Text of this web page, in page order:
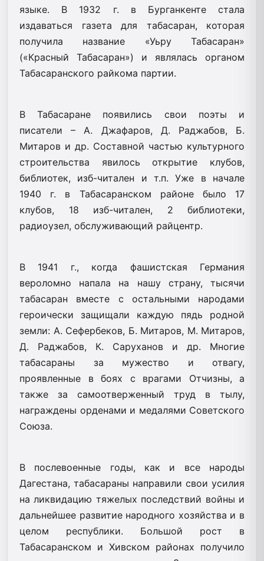
языке. В 1932 г. в Бурганкенте стала
издаваться газета для табасаран, которая
получила название «Уьру Табасаран»
(«Красный Табасаран») и являлась органом
Табасаранского райкома партии.
В Табасаране появились свои поэты и
писатели – А. Джафаров, Д. Раджабов, Б.
Митаров и др. Составной частью культурного
строительства явилось открытие клубов,
библиотек, изб-читален и т.п. Уже в начале
1940 г. в Табасаранском районе было 17
клубов, 18 изб-читален, 2 библиотеки,
радиоузел, обслуживающий райцентр.
В 1941 г., когда фашистская Германия
вероломно напала на нашу страну, тысячи
табасаран вместе с остальными народами
героически защищали каждую пядь родной
земли: А. Сефербеков, Б. Митаров, М. Митаров,
Д. Раджабов, К. Саруханов и др. Многие
табасараны за мужество и отвагу,
проявленные в боях с врагами Отчизны, а
также за самоотверженный труд в тылу,
награждены орденами и медалями Советского
Союза.
В послевоенные годы, как и все народы
Дагестана, табасараны направили свои усилия
на ликвидацию тяжелых последствий войны и
дальнейшее развитие народного хозяйства и в
целом республики. Большой рост в
Табасаранском и Хивском районах получило